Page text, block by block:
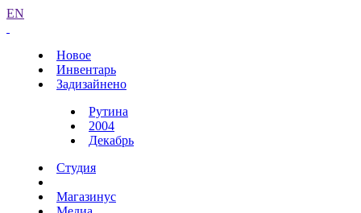
EN
Новое
Инвентарь
Задизайнено
Рутина
2004
Декабрь
Студия
Магазинус